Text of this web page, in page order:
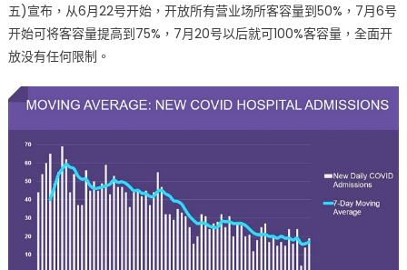
步
开
量、
中
五)宣布，从6月22号开始，开放所有营业场所客容量到50%，7月6号
开始可将客容量提高到75%，7月20号以后就可100%客容量，全面开
放没有任何限制。